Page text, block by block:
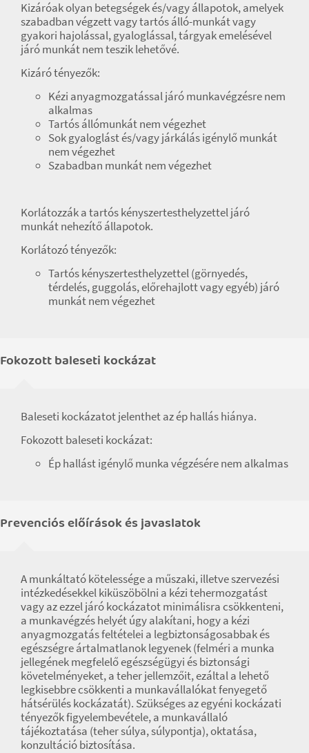
Kizáróak olyan betegségek és/vagy állapotok, amelyek
szabadban végzett vagy tartós álló-munkát vagy
gyakori hajolással, gyaloglással, tárgyak emelésével
járó munkát nem teszik lehetővé.
Kizáró tényezők:
Kézi anyagmozgatással járó munkavégzésre nem
alkalmas
Tartós állómunkát nem végezhet
Sok gyaloglást és/vagy járkálás igénylő munkát
nem végezhet
Szabadban munkát nem végezhet
Korlátozzák a tartós kényszertesthelyzettel járó
munkát nehezítő állapotok.
Korlátozó tényezők:
Tartós kényszertesthelyzettel (görnyedés,
térdelés, guggolás, előrehajlott vagy egyéb) járó
munkát nem végezhet
Fokozott baleseti kockázat
Baleseti kockázatot jelenthet az ép hallás hiánya.
Fokozott baleseti kockázat:
Ép hallást igénylő munka végzésére nem alkalmas
Prevenciós előírások és javaslatok
A munkáltató kötelessége a műszaki, illetve szervezési
intézkedésekkel kiküszöbölni a kézi tehermozgatást
vagy az ezzel járó kockázatot minimálisra csökkenteni,
a munkavégzés helyét úgy alakítani, hogy a kézi
anyagmozgatás feltételei a legbiztonságosabbak és
egészségre ártalmatlanok legyenek (felméri a munka
jellegének megfelelő egészségügyi és biztonsági
követelményeket, a teher jellemzőit, ezáltal a lehető
legkisebbre csökkenti a munkavállalókat fenyegető
hátsérülés kockázatát). Szükséges az egyéni kockázati
tényezők figyelembevétele, a munkavállaló
tájékoztatása (teher súlya, súlypontja), oktatása,
konzultáció biztosítása.